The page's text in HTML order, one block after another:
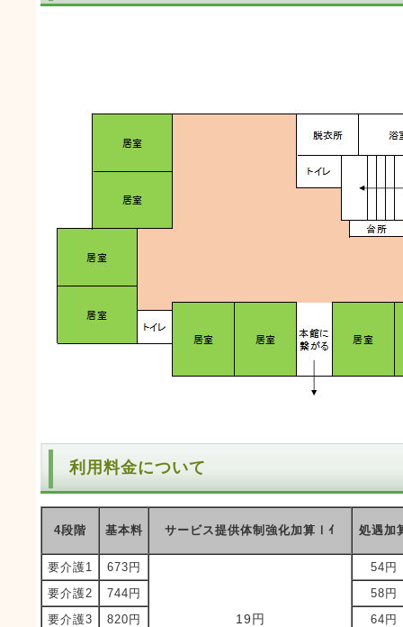
利用料金について
4段階 基本料 サービス提供体制強化加算Ⅰｲ 処遇加
要介護1 673円
19円
54円
要介護2
744円
58円
要介護3
820円
64円